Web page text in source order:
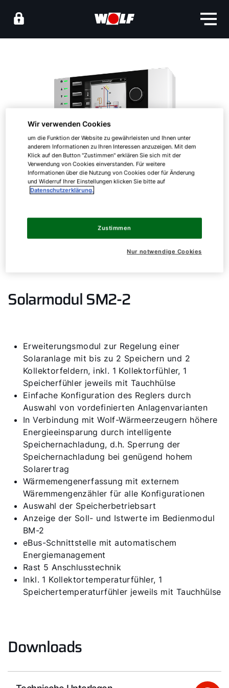
Solarmodul SM2-2
Erweiterungsmodul zur Regelung einer
Solaranlage mit bis zu 2 Speichern und 2
Kollektorfeldern, inkl. 1 Kollektorfühler, 1
Speicherfühler jeweils mit Tauchhülse
Einfache Konfiguration des Reglers durch
Auswahl von vordefinierten Anlagenvarianten
In Verbindung mit Wolf-Wärmeerzeugern höhere
Energieeinsparung durch intelligente
Speichernachladung, d.h. Sperrung der
Speichernachladung bei genügend hohem
Solarertrag
Wärmemengenerfassung mit externem
Wäremmengenzähler für alle Konfigurationen
Auswahl der Speicherbetriebsart
Anzeige der Soll- und Istwerte im Bedienmodul
BM-2
eBus-Schnittstelle mit automatischem
Energiemanagement
Rast 5 Anschlusstechnik
Inkl. 1 Kollektortemperaturfühler, 1
Speichertemperaturfühler jeweils mit Tauchhülse
Downloads
Tools
Wichtige Links
Gipfelstürmer Partnerprogramm
Anleitungen & techn. Dokumente
Service App
WOLF Seminare
Wir verwenden Cookies
um die Funktion der Website zu gewährleisten und Ihnen unter
anderem Informationen zu Ihren Interessen anzuzeigen. Mit dem
Klick auf den Button "Zustimmen" erklären Sie sich mit der
Verwendung von Cookies einverstanden. Für weitere
Informationen über die Nutzung von Cookies oder für Änderung
und Widerruf Ihrer Einstellungen klicken Sie bitte auf
Datenschutzerklärung.
Nur notwendige Cookies
Zustimmen